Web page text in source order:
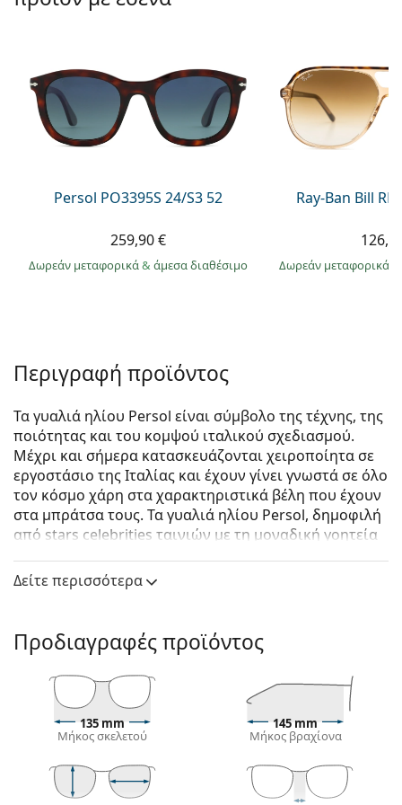
Persol
Όλες οι μάρκες
Persol PO3395S 24/S3 52
259,90 €
Δωρεάν μεταφορικά& άμεσα διαθέσιμο
Ray-Ban Bill
Δωρεάν μεταφορικά
Περιγραφή προϊόντος
Τα γυαλιά ηλίου Persol είναι σύμβολο της τέχνης, της
ποιότητας και του κομψού ιταλικού σχεδιασμού.
Μέχρι και σήμερα κατασκευάζονται χειροποίητα σε
εργοστάσιο της Ιταλίας και έχουν γίνει γνωστά σε όλο
τον κόσμο χάρη στα χαρακτηριστικά βέλη που έχουν
στα μπράτσα τους. Τα γυαλιά ηλίου Persol, δημοφιλή
από stars celebrities ταινιών με τη μοναδική γοητεία
υψηλή ποιότητα, τα παραδοσιακά σχήματα και τον
cult σχεδιασμό τους.
Δείτε πώς φαίνονται πάνω σας αυτά τα γυαλιά ηλίου
με τη λειτουργία του Εικονικού καθρέφτη του
Lentiamo.
Σκελετός γυαλιών ηλίου
ένα δροσερό φυσικό χρώμα δέρματος και ανοιχτά
καφέ, μαύρα ή ανοιχτά ξανθά μαλλιά.
Δείτε περισσότερα
Προδιαγραφές προϊόντος
135 mm
Μήκος σκελετού
145 mm
Μήκος βραχίονα